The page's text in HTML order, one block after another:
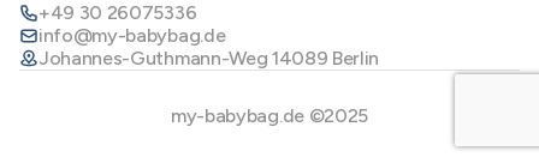
+49 30 26075336
info@my-babybag.de
Johannes-Guthmann-Weg 14089 Berlin
my-babybag.de ©2025